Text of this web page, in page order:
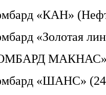
«КАН»
«Золотая
МАКНАС»
«ШАНС»